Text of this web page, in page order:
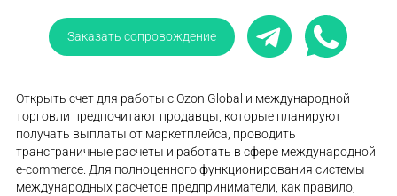
Заказать сопровождение
Открыть счет для работы с Ozon Global и международной
торговли предпочитают продавцы, которые планируют
получать выплаты от маркетплейса, проводить
трансграничные расчеты и работать в сфере международной
e-commerce. Для полноценного функционирования системы
международных расчетов предприниматели, как правило,